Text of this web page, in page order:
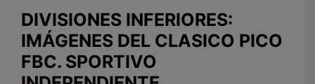
DIVISIONES INFERIORES:
IMÁGENES DEL CLASICO PICO
FBC. SPORTIVO